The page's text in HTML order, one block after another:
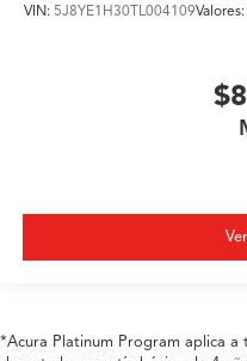
VIN: 5J8YE1H30TL004109Valores:
*Acura Platinum Program aplica